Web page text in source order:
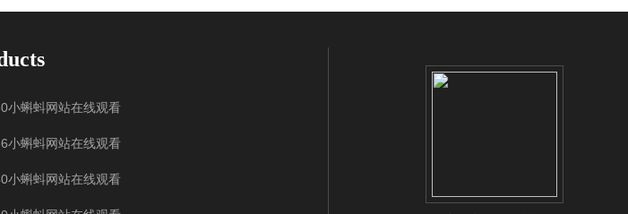
小蝌蚪网站在线观看
小蝌蚪网站在线观看
小蝌蚪网站在线观看